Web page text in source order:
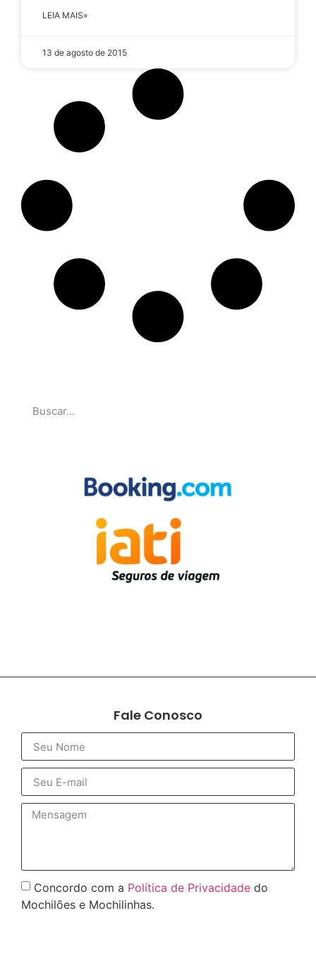
LEIA MAIS»
13 de agosto de 2015
Fale Conosco
Concordo com a Política de Privacidade do
Mochilões e Mochilinhas.